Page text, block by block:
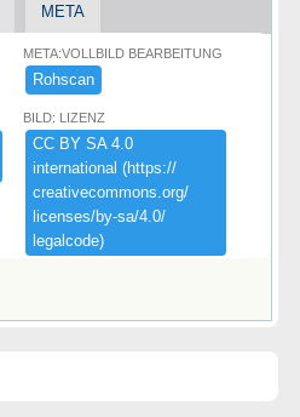
META
META:VOLLBILD BEARBEITUNG
Rohscan
BILD: LIZENZ
CC ​BY ​SA ​4.​0 ​
international ​(​https:​/​/​
creativecommons.​org/​
licenses/​by-​sa/​4.​0/​
legalcode)​